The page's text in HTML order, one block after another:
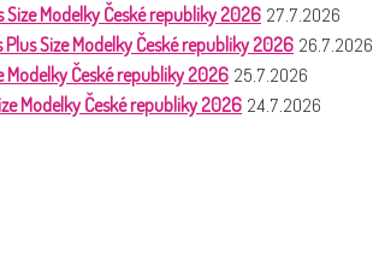
Modelky České republiky 2026 27.7.2026
Size Modelky České republiky 2026 26.7.2026
Modelky České republiky 2026 25.7.2026
Modelky České republiky 2026 24.7.2026